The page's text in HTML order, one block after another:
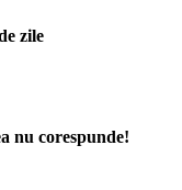
zile
nu corespunde!